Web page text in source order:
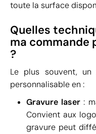
toute la surface
Quelles
ma commande
?
Le plus souvent,
personnalisable en :
Gravure laser :
Convient aux
gravure peut